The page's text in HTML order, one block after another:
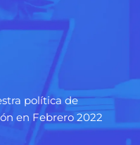
política de
en Febrero 2022